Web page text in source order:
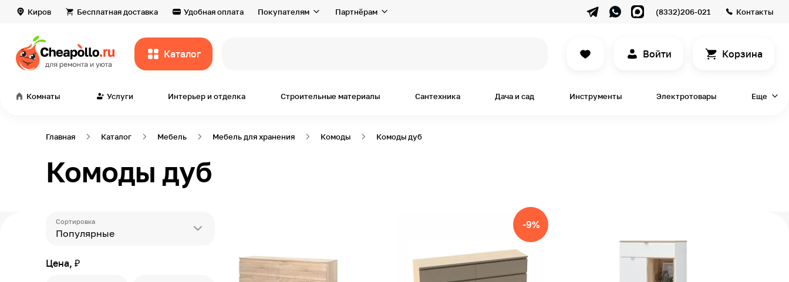
Киров Бесплатная доставка Удобная оплата Покупателям Партнёрам (8332)206-021 Контакты
Каталог Войти Корзина
Комнаты Услуги Интерьер и отделка Строительные материалы Сантехника Дача и сад Инструменты Электротовары Еще
Главная Каталог Мебель Мебель для хранения Комоды Комоды дуб
Комоды дуб
Сортировка
Популярные
Цена, ₽
-9%